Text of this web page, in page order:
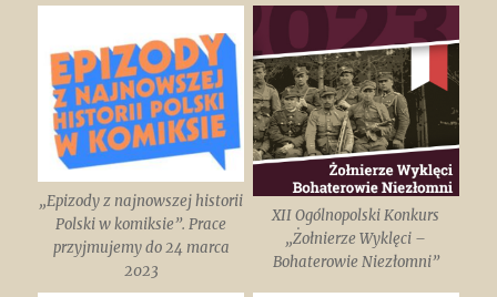
„Epizody z najnowszej historii
Polski w komiksie”. Prace
przyjmujemy do 24 marca
2023
XII Ogólnopolski Konkurs
„Żołnierze Wyklęci –
Bohaterowie Niezłomni”